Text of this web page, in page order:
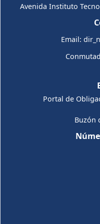
Avenida Instituto
Email:
Portal de
Buzón